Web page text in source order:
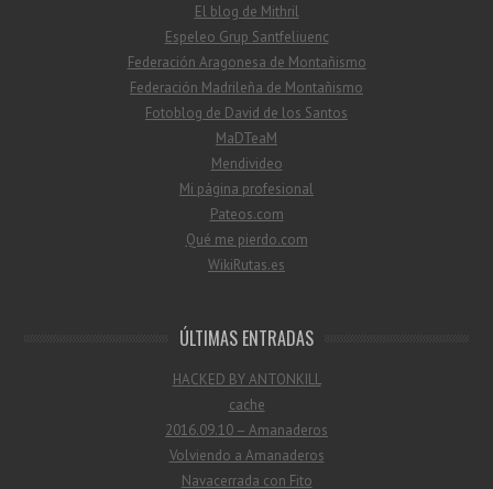
El blog de Mithril
Espeleo Grup Santfeliuenc
Federación Aragonesa de Montañismo
Federación Madrileña de Montañismo
Fotoblog de David de los Santos
MaDTeaM
Mendivideo
Mi página profesional
Pateos.com
Qué me pierdo.com
WikiRutas.es
ÚLTIMAS ENTRADAS
HACKED BY ANTONKILL
cache
2016.09.10 – Amanaderos
Volviendo a Amanaderos
Navacerrada con Fito